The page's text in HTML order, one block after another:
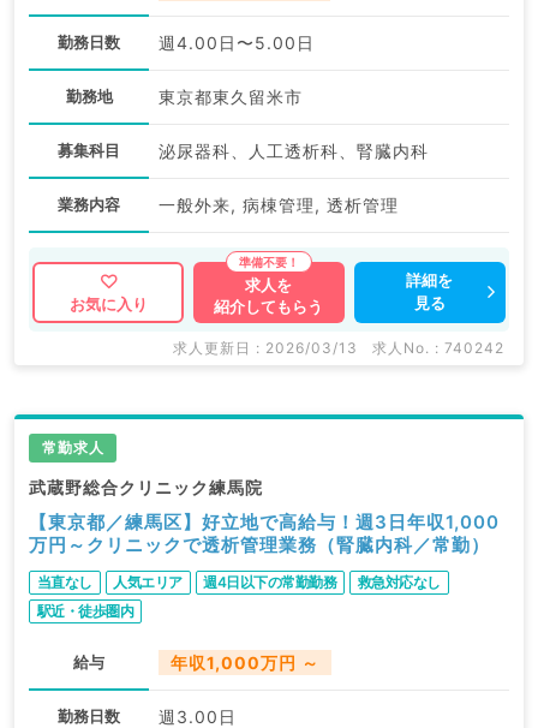
勤務日数 週4.00日〜5.00日
勤務地 東京都東久留米市
募集科目 泌尿器科、人工透析科、腎臓内科
業務内容 一般外来, 病棟管理, 透析管理
お気に入り
求人を
紹介してもらう
詳細を
見る
求人更新日 : 2026/03/13 求人No. : 740242
常勤求人
武蔵野総合クリニック練馬院
【東京都／練馬区】好立地で高給与！週3日年収1,000
万円～クリニックで透析管理業務（腎臓内科／常勤）
当直なし 人気エリア 週4日以下の常勤勤務
救急対応なし
駅近・徒歩圏内
給与 年収1,000万円 ～
勤務日数 週3.00日